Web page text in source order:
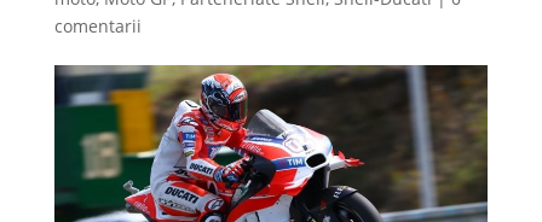
comentarii